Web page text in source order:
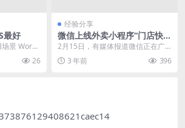
最好
景 WordP
活的主...
26
经验分享
微信上线外卖小程序“门店快
送”
2月15日，有媒体报道微信正在广
州和深圳两地测试名为“门店快送”的
外卖小程序，用...
3 年前 396